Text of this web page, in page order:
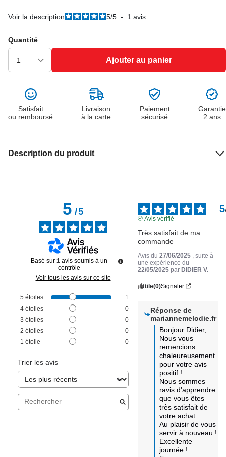
Voir la description 5/5 - 1 avis
Quantité
Ajouter au panier
Satisfait
ou remboursé
Livraison
à la carte
Paiement
sécurisé
Garantie
2 ans
Description du produit
5/5
Basé sur 1 avis soumis à un
contrôle
Voir tous les avis sur ce site
5 étoiles
1
4 étoiles
0
3 étoiles
0
2 étoiles
0
1 étoile 0
Trier les avis
5
Avis vérifié
Très satisfait de ma
commande
Avis du27/06/2025
, suite à
une expérience du
22/05/2025 parDIDIER V.
Utile(0)Signaler
Réponse de
mariannemelodie.fr
Bonjour Didier,
Nous vous
remercions
chaleureusement
pour votre avis
positif !
Nous sommes
ravis d'apprendre
que vous êtes
très satisfait de
votre achat.
Au plaisir de vous
servir à nouveau !
Excellente
journée !